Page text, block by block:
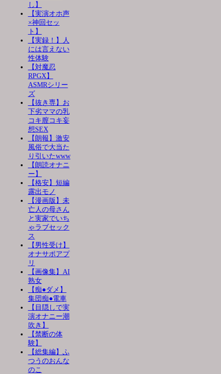
し】
【実演オホ声
×神回セッ
ト】
【実録！】人
には言えない
性体験
【対魔忍
RPGX】
ASMRシリー
ズ
【抜き専】お
下劣ママの乳
コキ膣コキ妄
想SEX
【朗報】激安
風俗で大当た
り引いたwww
【朗読オナニ
ー】
【格安】短編
露出モノ
【漫画版】未
亡人の母さん
と実家でいち
ゃラブセック
ス
【男性受け】
オナサポアプ
リ
【画像集】AI
熟女
【痴●ダメ】
集団痴●電車
【目隠しで実
演オナニー潮
吹き】
【禁断の体
験】
【総集編】ふ
つうのおんな
のこ